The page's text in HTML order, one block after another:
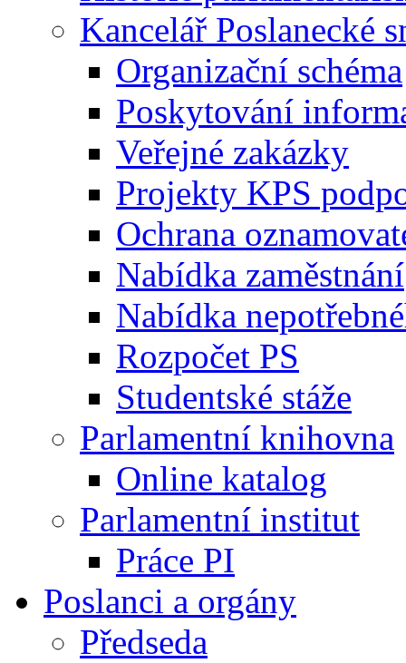
Kancelář Poslanecké
Organizační schéma
Poskytování
Veřejné zakázky
Projekty KPS
Ochrana
Nabídka zaměstnání
Nabídka
Rozpočet PS
Studentské stáže
Parlamentní knihovna
Online katalog
Parlamentní institut
Práce PI
Poslanci a orgány
Předseda